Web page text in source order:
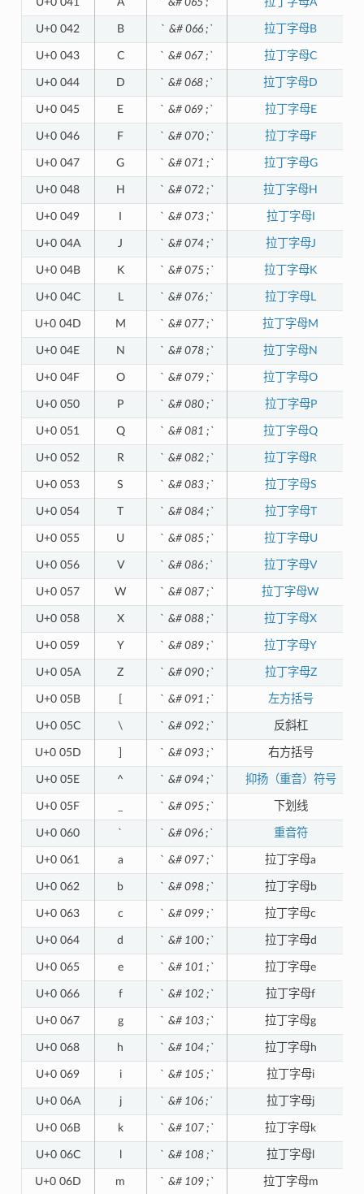
U+0 042 B ` &# 066 ;` 拉丁字母B
U+0 043 C `&# 067 ;` 拉丁字母C
U+0 044 D `&# 068 ;` 拉丁字母D
U+0 045 E `&# 069 ;` 拉丁字母E
U+0 046 F ` &# 070 ;` 拉丁字母F
U+0 047 G ` &# 071 ;` 拉丁字母G
U+0 048 H ` &# 072 ;` 拉丁字母H
U+0 049 ` &# 073 ;` 拉丁字母I
U+0 04A J ` &# 074 ;` 拉丁字母J
U+0 04B K ` &# 075 ;` 拉丁字母K
U+0 04C L `&# 076 ;` 拉丁字母L
U+0 04D M ` &# 077 ;` 拉丁字母M
U+0 04E N ` &# 078 ;` 拉丁字母N
U+0 04F O ` &# 079 ;` 拉丁字母O
U+0 050 P ` &# 080 ;` 拉丁字母P
U+0 051 Q ` &# 081 ;` 拉丁字母Q
U+0 052 R ` &# 082 ;` 拉丁字母R
U+0 053 S ` &# 083 ;` 拉丁字母S
U+0 054 T ` &# 084 ;` 拉丁字母T
U+0 055 U ` &# 085 ;` 拉丁字母U
U+0 056 V `&# 086 ;` 拉丁字母V
U+0 057 W ` &# 087 ;` 拉丁字母W
U+0 058 X ` &# 088 ;` 拉丁字母X
U+0 059 Y ` &# 089 ;` 拉丁字母Y
U+0 05A Z ` &# 090 ;` 拉丁字母Z
U+0 05B ` &# 091 ;` 左方括号
U+0 05C \ ` &# 092 ;` 反斜杠
U+0 05D ` &# 093 ;` 右方括号
U+0 05E ^ ` &# 094 ;` 抑扬（重音）符号
U+0 05F ` &# 095 ;` 下划线
U+0 060 ` `&# 096 ;` 重音符
U+0 061 a ` &# 097 ;` 拉丁字母a
U+0 062 b ` &# 098 ;` 拉丁字母b
U+0 063 c ` &# 099 ;` 拉丁字母c
U+0 064 d ` &# 100 ;` 拉丁字母d
U+0 065 e ` &# 101 ;` 拉丁字母e
U+0 066 f ` &# 102 ;` 拉丁字母f
U+0 067 g ` &# 103 ;` 拉丁字母g
U+0 068 h ` &# 104 ;` 拉丁字母h
U+0 069 i ` &# 105 ;` 拉丁字母i
U+0 06A j `&# 106 ;` 拉丁字母j
U+0 06B k ` &# 107 ;` 拉丁字母k
U+0 06C ` &# 108 ;` 拉丁字母l
U+0 06D m ` &# 109 ;` 拉丁字母m